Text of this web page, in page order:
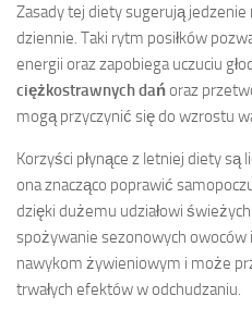
Zasady tej diety sugerują jedzenie
dziennie. Taki rytm posiłków
energii oraz zapobiega uczuciu
ciężkostrawnych dańoraz
mogą przyczynić się do wzrostu
Korzyści płynące z letniej diety
ona znacząco poprawić
dzięki dużemu udziałowi
spożywanie sezonowych
nawykom żywieniowym i może
trwałych efektów w odchudzaniu.